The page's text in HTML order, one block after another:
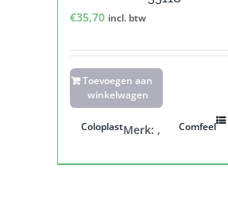
€35,70 incl. btw
Toevoegen aan
winkelwagen
Merk:
Coloplast , Comfeel